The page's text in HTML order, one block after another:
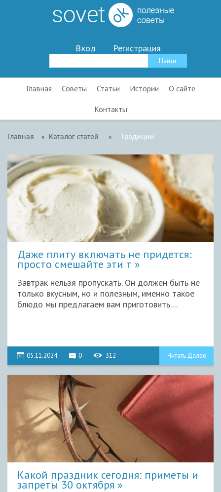
Вход Регистрация
Главная Советы Статьи Истории О сайте
Контакты
Главная » Каталог статей » Традиции
Даже плиту включать не придется:
просто смешайте эти т
Завтрак нельзя пропускать. Он должен быть не
только вкусным, но и полезным, именно такое
блюдо мы предлагаем вам приготовить....
05.11.2024 0 312 Читать Далее
Какой праздник сегодня: приметы и
запреты 30 октября